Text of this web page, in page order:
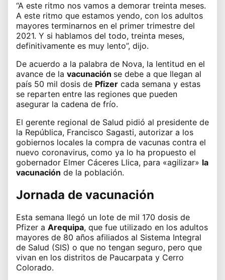
“A este ritmo nos vamos a demorar treinta meses.
A este ritmo que estamos yendo, con los adultos
mayores terminarnos en el primer trimestre del
2021. Y si hablamos del todo, treinta meses,
definitivamente es muy lento”, dijo.
De acuerdo a la palabra de Nova, la lentitud en el
avance de la vacunación se debe a que llegan al
país 50 mil dosis de Pfizer cada semana y estas
se reparten entre las regiones que pueden
asegurar la cadena de frío.
El gerente regional de Salud pidió al presidente de
la República, Francisco Sagasti, autorizar a los
gobiernos locales la compra de vacunas contra el
nuevo coronavirus, como ya lo ha propuesto el
gobernador Elmer Cáceres Llica, para «agilizar» la
vacunación de la población.
Jornada de vacunación
Esta semana llegó un lote de mil 170 dosis de
Pfizer a Arequipa, que fue utilizado en los adultos
mayores de 80 años afiliados al Sistema Integral
de Salud (SIS) o que no tengan seguro, pero que
vivan en los distritos de Paucarpata y Cerro
Colorado.